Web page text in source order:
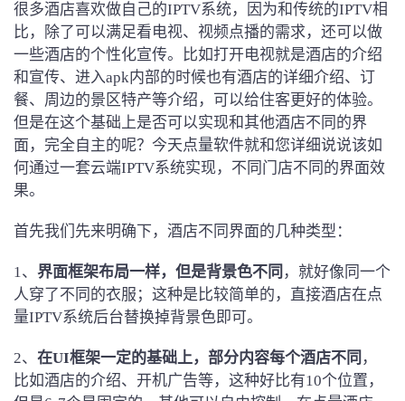
很多酒店喜欢做自己的IPTV系统，因为和传统的IPTV相
比，除了可以满足看电视、视频点播的需求，还可以做
一些酒店的个性化宣传。比如打开电视就是酒店的介绍
和宣传、进入apk内部的时候也有酒店的详细介绍、订
餐、周边的景区特产等介绍，可以给住客更好的体验。
但是在这个基础上是否可以实现和其他酒店不同的界
面，完全自主的呢？今天点量软件就和您详细说说该如
何通过一套云端IPTV系统实现，不同门店不同的界面效
果。
首先我们先来明确下，酒店不同界面的几种类型：
1、 界面框架布局一样，但是背景色不同 ，就好像同一个
人穿了不同的衣服；这种是比较简单的，直接酒店在点
量IPTV系统后台替换掉背景色即可。
2、 在UI框架一定的基础上，部分内容每个酒店不同 ，
比如酒店的介绍、开机广告等，这种好比有10个位置，